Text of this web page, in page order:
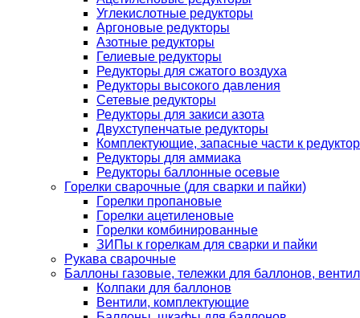
Углекислотные редукторы
Аргоновые редукторы
Азотные редукторы
Гелиевые редукторы
Редукторы для сжатого воздуха
Редукторы высокого давления
Сетевые редукторы
Редукторы для закиси азота
Двухступенчатые редукторы
Комплектующие, запасные части к
Редукторы для аммиака
Редукторы баллонные осевые
Горелки сварочные (для сварки и пайки)
Горелки пропановые
Горелки ацетиленовые
Горелки комбинированные
ЗИПы к горелкам для сварки и пайки
Рукава сварочные
Баллоны газовые, тележки для баллонов,
Колпаки для баллонов
Вентили, комплектующие